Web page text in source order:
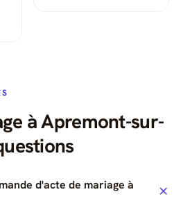
à Apremont-sur-
d'acte de mariage à